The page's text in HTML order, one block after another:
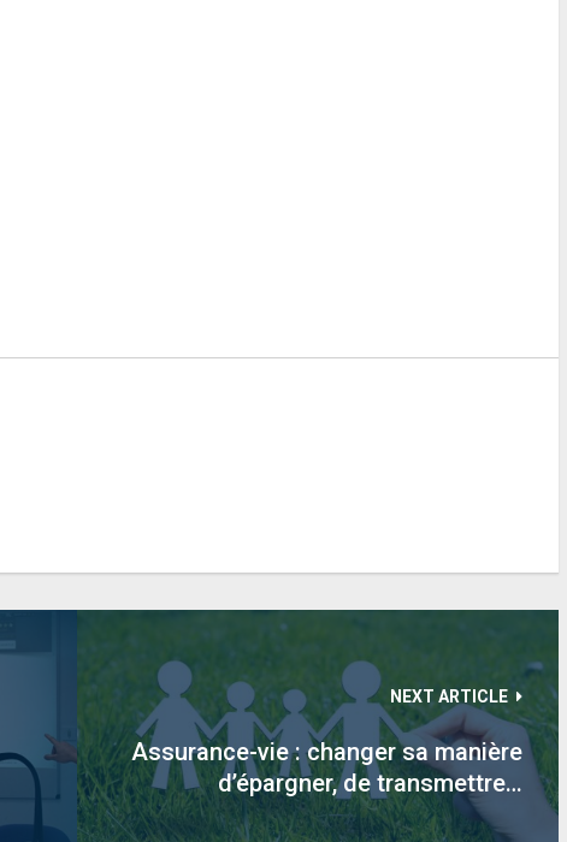
NEXT ARTICLE
Assurance-vie : changer sa manière
d’épargner, de transmettre…